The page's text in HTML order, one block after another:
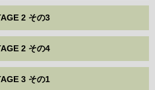
2 その3
2 その4
3 その1